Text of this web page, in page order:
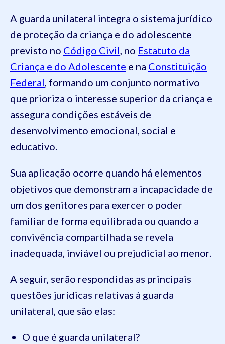
A guarda unilateral integra o sistema jurídico
de proteção da criança e do adolescente
previsto no Código Civil, no Estatuto da
Criança e do Adolescente e na Constituição
Federal, formando um conjunto normativo
que prioriza o interesse superior da criança e
assegura condições estáveis de
desenvolvimento emocional, social e
educativo.
Sua aplicação ocorre quando há elementos
objetivos que demonstram a incapacidade de
um dos genitores para exercer o poder
familiar de forma equilibrada ou quando a
convivência compartilhada se revela
inadequada, inviável ou prejudicial ao menor.
A seguir, serão respondidas as principais
questões jurídicas relativas à guarda
unilateral, que são elas:
O que é guarda unilateral?